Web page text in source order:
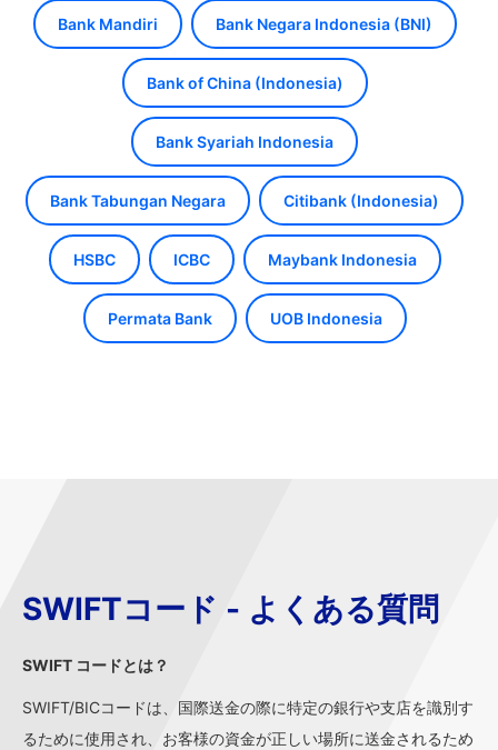
Bank Mandiri Bank Negara Indonesia (BNI)
Bank of China (Indonesia)
Bank Syariah Indonesia
Bank Tabungan Negara Citibank (Indonesia)
HSBC ICBC Maybank Indonesia
Permata Bank UOB Indonesia
SWIFTコード - よくある質問
SWIFT コードとは？
SWIFT/BICコードは、国際送金の際に特定の銀行や支店を識別す
るために使用され、お客様の資金が正しい場所に送金されるため